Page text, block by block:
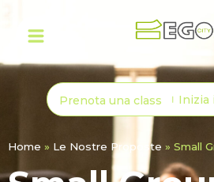
Prenota una class Inizia
Home » Le Nostre Proposte » Small